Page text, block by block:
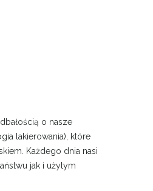
o nasze
lakierowania), które
Każdego dnia nasi
jak i użytym